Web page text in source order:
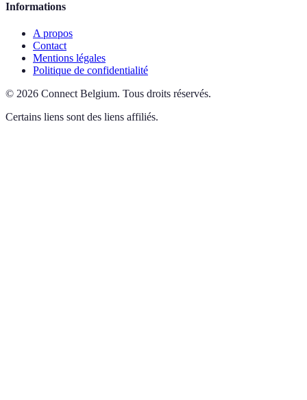
Informations
A propos
Contact
Mentions légales
Politique de confidentialité
© 2026 Connect Belgium. Tous droits réservés.
Certains liens sont des liens affiliés.